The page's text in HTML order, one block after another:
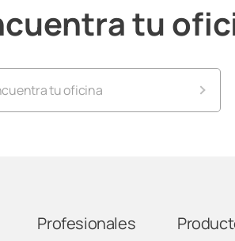
tu
tu oficina
Andorra
Profesionales